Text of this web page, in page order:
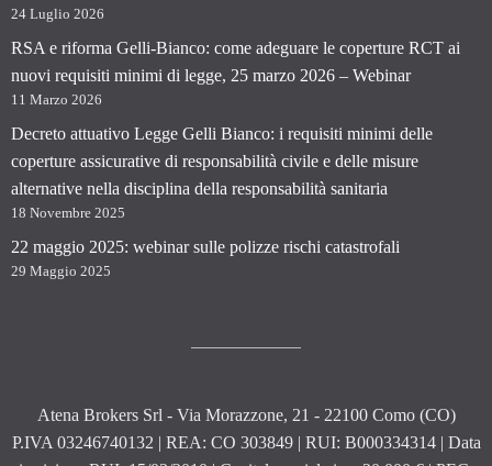
24 Luglio 2026
RSA e riforma Gelli-Bianco: come adeguare le coperture RCT ai
nuovi requisiti minimi di legge, 25 marzo 2026 – Webinar
11 Marzo 2026
Decreto attuativo Legge Gelli Bianco: i requisiti minimi delle
coperture assicurative di responsabilità civile e delle misure
alternative nella disciplina della responsabilità sanitaria
18 Novembre 2025
22 maggio 2025: webinar sulle polizze rischi catastrofali
29 Maggio 2025
Atena Brokers Srl - Via Morazzone, 21 - 22100 Como (CO)
P.IVA 03246740132 | REA: CO 303849 | RUI: B000334314 | Data